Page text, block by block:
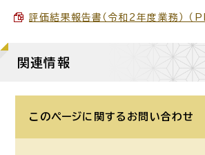
評価結果報告書（令和2年度業務）
関連情報
このページに関する お問い合わせ